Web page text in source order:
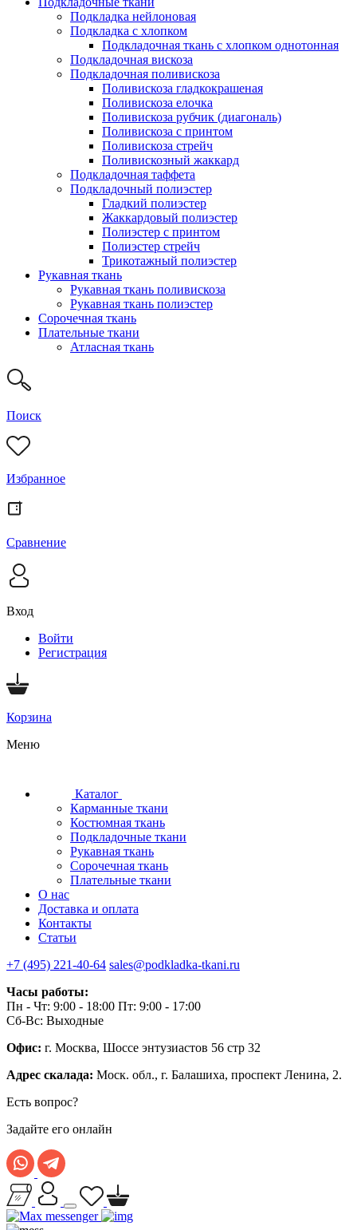
Подкладка нейлоновая
Подкладка с хлопком
Подкладочная ткань с хлопком однотонная
Подкладочная вискоза
Подкладочная поливискоза
Поливискоза гладкокрашеная
Поливискоза елочка
Поливискоза рубчик (диагональ)
Поливискоза с принтом
Поливискоза стрейч
Поливискозный жаккард
Подкладочная таффета
Подкладочный полиэстер
Гладкий полиэстер
Жаккардовый полиэстер
Полиэстер с принтом
Полиэстер стрейч
Трикотажный полиэстер
Рукавная ткань
Рукавная ткань поливискоза
Рукавная ткань полиэстер
Сорочечная ткань
Плательные ткани
Атласная ткань
Поиск
Избранное
Сравнение
Вход
Войти
Регистрация
Корзина
Меню
Каталог
Карманные ткани
Костюмная ткань
Подкладочные ткани
Рукавная ткань
Сорочечная ткань
Плательные ткани
О нас
Доставка и оплата
Контакты
Статьи
+7 (495) 221-40-64 sales@podkladka-tkani.ru
Часы работы:
Пн - Чт: 9:00 - 18:00 Пт: 9:00 - 17:00
Сб-Вс: Выходные
Офис: г. Москва, Шоссе энтузиастов 56 стр 32
Адрес скалада: Моск. обл., г. Балашиха, проспект Ленина, 2.
Есть вопрос?
Задайте его онлайн